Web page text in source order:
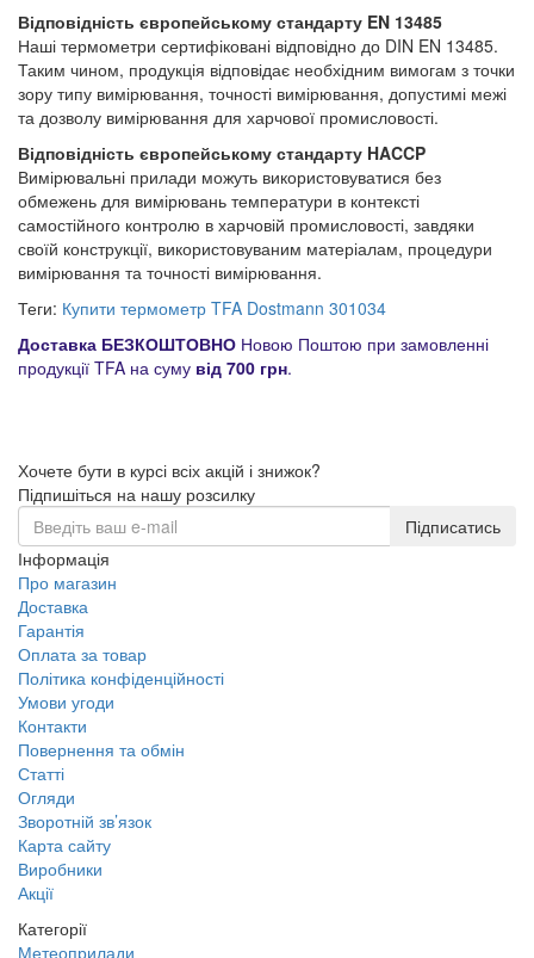
Відповідність європейському стандарту EN 13485
Наші термометри сертифіковані відповідно до DIN EN 13485.
Таким чином, продукція відповідає необхідним вимогам з точки
зору типу вимірювання, точності вимірювання, допустимі межі
та дозволу вимірювання для харчової промисловості.
Відповідність європейському стандарту HACCP
Вимірювальні прилади можуть використовуватися без
обмежень для вимірювань температури в контексті
самостійного контролю в харчовій промисловості, завдяки
своїй конструкції, використовуваним матеріалам, процедури
вимірювання та точності вимірювання.
Теги: Купити термометр TFA Dostmann 301034
Доставка БЕЗКОШТОВНО Новою Поштою при замовленні
продукції TFA на суму від 700 грн.
Хочете бути в курсі всіх акцій і знижок?
Підпишіться на нашу розсилку
Підписатись
Інформація
Про магазин
Доставка
Гарантія
Оплата за товар
Політика конфіденційності
Умови угоди
Контакти
Повернення та обмін
Статті
Огляди
Зворотній зв’язок
Карта сайту
Виробники
Акції
Категорії
Метеоприлади